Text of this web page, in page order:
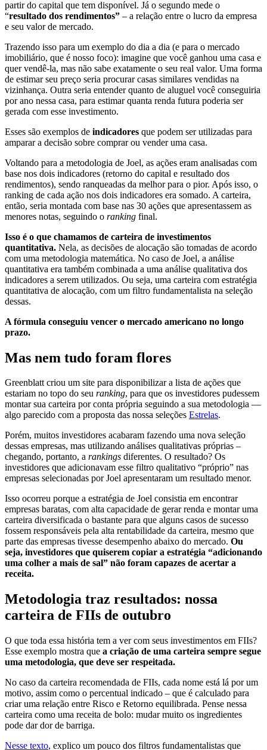
partir do capital que tem disponível. Já o segundo mede o
“resultado dos rendimentos” – a relação entre o lucro da empresa
e seu valor de mercado.
Trazendo isso para um exemplo do dia a dia (e para o mercado
imobiliário, que é nosso foco): imagine que você ganhou uma casa e
quer vendê-la, mas não sabe exatamente o seu real valor. Uma forma
de estimar seu preço seria procurar casas similares vendidas na
vizinhança. Outra seria entender quanto de aluguel você conseguiria
por ano nessa casa, para estimar quanta renda futura poderia ser
gerada com esse investimento.
Esses são exemplos de indicadores que podem ser utilizadas para
amparar a decisão sobre comprar ou vender uma casa.
Voltando para a metodologia de Joel, as ações eram analisadas com
base nos dois indicadores (retorno do capital e resultado dos
rendimentos), sendo ranqueadas da melhor para o pior. Após isso, o
ranking de cada ação nos dois indicadores era somado. A carteira,
então, seria montada com base nas 30 ações que apresentassem as
menores notas, seguindo o ranking final.
Isso é o que chamamos de carteira de investimentos
quantitativa. Nela, as decisões de alocação são tomadas de acordo
com uma metodologia matemática. No caso de Joel, a análise
quantitativa era também combinada a uma análise qualitativa dos
indicadores a serem utilizados. Ou seja, uma carteira com estratégia
quantitativa de alocação, com um filtro fundamentalista na seleção
dessas.
A fórmula conseguiu vencer o mercado americano no longo
prazo.
Mas nem tudo foram flores
Greenblatt criou um site para disponibilizar a lista de ações que
estariam no topo do seu ranking, para que os investidores pudessem
montar sua carteira por conta própria seguindo a sua metodologia —
algo parecido com a proposta das nossa seleções Estrelas.
Porém, muitos investidores acabaram fazendo uma nova seleção
dessas empresas, mas utilizando análises qualitativas próprias –
chegando, portanto, a rankings diferentes. O resultado? Os
investidores que adicionavam esse filtro qualitativo “próprio” nas
empresas selecionadas por Joel apresentaram um resultado menor.
Isso ocorreu porque a estratégia de Joel consistia em encontrar
empresas baratas, com alta capacidade de gerar renda e montar uma
carteira diversificada o bastante para que alguns casos de sucesso
fossem responsáveis pela alta rentabilidade da carteira, mesmo que
parte das empresas tivesse desempenho abaixo do mercado. Ou
seja, investidores que quiserem copiar a estratégia “adicionando
uma colher a mais de sal” não foram capazes de acertar a
receita.
Metodologia traz resultados: nossa
carteira de FIIs de outubro
O que toda essa história tem a ver com seus investimentos em FIIs?
Esse exemplo mostra que a criação de uma carteira sempre segue
uma metodologia, que deve ser respeitada.
No caso da carteira recomendada de FIIs, cada nome está lá por um
motivo, assim como o percentual indicado – que é calculado para
criar uma relação entre Risco e Retorno equilibrada. Pense nessa
carteira como uma receita de bolo: mudar muito os ingredientes
pode dar dor de barriga.
Nesse texto, explico um pouco dos filtros fundamentalistas que